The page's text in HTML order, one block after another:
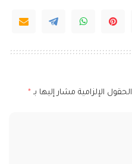
الحقول الإلزامية مشار إليها بـ *